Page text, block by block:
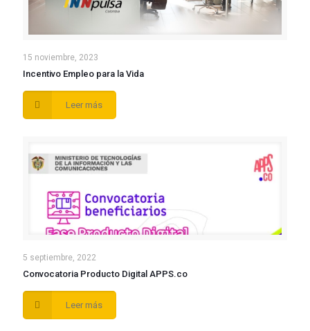
15 noviembre, 2023
Incentivo Empleo para la Vida
Leer más
5 septiembre, 2022
Convocatoria Producto Digital APPS.co
Leer más